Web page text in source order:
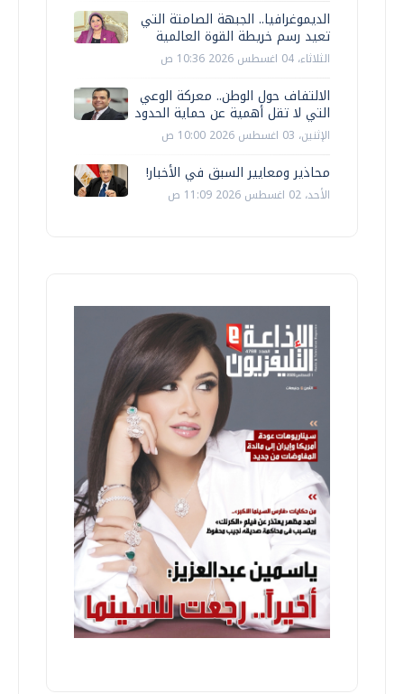
الديموغرافيا.. الجبهة الصامتة التي
تعيد رسم خريطة القوة العالمية
الثلاثاء، 04 اغسطس 2026 10:36 ص
الالتفاف حول الوطن.. معركة الوعي
التي لا تقل أهمية عن حماية الحدود
الإثنين، 03 اغسطس 2026 10:00 ص
محاذير ومعايير السبق في الأخبار!
الأحد، 02 اغسطس 2026 11:09 ص